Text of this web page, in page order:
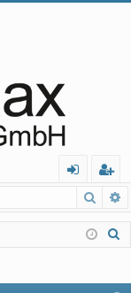
m
el
eg
ist
rie